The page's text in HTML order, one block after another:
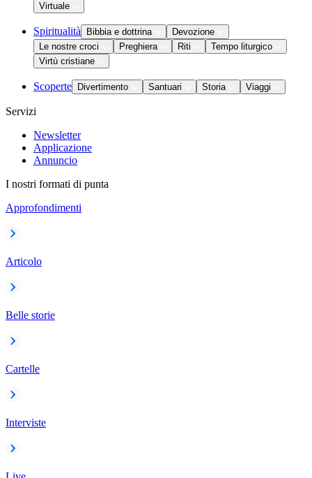
Virtuale
Spiritualità Bibbia e dottrina
Devozione
Le nostre croci
Preghiera Riti
Tempo liturgico
Virtù cristiane
Scoperte Divertimento Santuari Storia Viaggi
Servizi
Newsletter
Applicazione
Annuncio
I nostri formati di punta
Approfondimenti
Articolo
Belle storie
Cartelle
Interviste